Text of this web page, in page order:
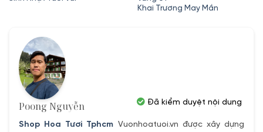
Khai Trương May Mắn
600,000₫.
là:
Poong Nguyễn
Shop Hoa Tươi Tphcm Vuonhoatuoi.vn được xây dựng
Đã kiểm duyệt nội dung